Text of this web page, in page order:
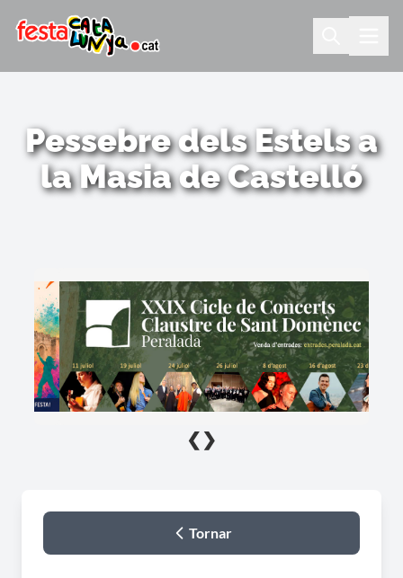
Pessebre dels Estels a
la Masia de Castelló
❮ ❯
Tornar